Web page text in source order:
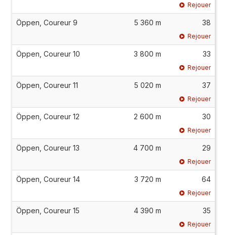
Rejouer
Öppen, Coureur 9 5 360 m 38
Rejouer
Öppen, Coureur 10 3 800 m 33
Rejouer
Öppen, Coureur 11 5 020 m 37
Rejouer
Öppen, Coureur 12 2 600 m 30
Rejouer
Öppen, Coureur 13 4 700 m 29
Rejouer
Öppen, Coureur 14 3 720 m 64
Rejouer
Öppen, Coureur 15 4 390 m 35
Rejouer